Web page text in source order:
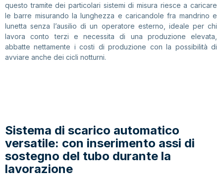
questo tramite dei particolari sistemi di misura riesce a caricare
le barre misurando la lunghezza e caricandole fra mandrino e
lunetta senza l’ausilio di un operatore esterno, ideale per chi
lavora conto terzi e necessita di una produzione elevata,
abbatte nettamente i costi di produzione con la possibilità di
avviare anche dei cicli notturni.
Sistema di scarico automatico
versatile: con inserimento assi di
sostegno del tubo durante la
lavorazione